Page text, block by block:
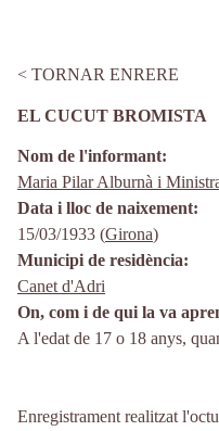
TORNAR ENRERE
EL CUCUT BROMISTA
Nom de l'informant
Maria Pilar Alburnà i
Data i lloc de naixement
15/03/1933 (Girona)
Municipi de residència
Canet d'Adri
On, com i de qui la va
A l'edat de 17 o 18 anys,
Enregistrament realitzat